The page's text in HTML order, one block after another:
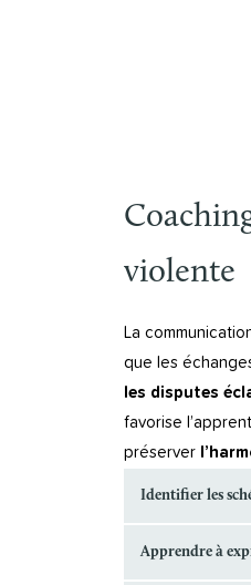
violente
La
que les
les disputes
favorise
préserver
Identifier les
Apprendre à